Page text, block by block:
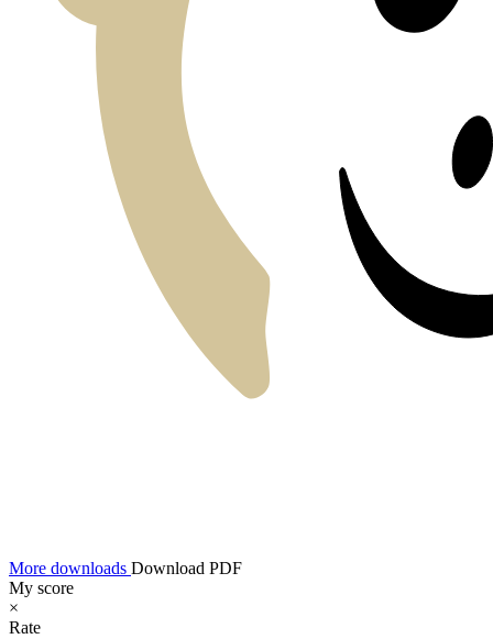
More downloads Download PDF
My score
×
Rate